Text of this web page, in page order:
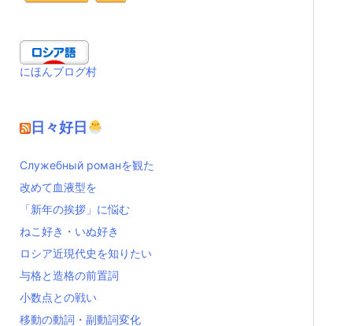
にほんブログ村
日々好日
Служебный романを観た
改めて血液型を
「新年の挨拶」に悩む
ねこ好き・いぬ好き
ロシア近現代史を知りたい
与格と造格の前置詞
小数点との戦い
移動の動詞・副動詞変化